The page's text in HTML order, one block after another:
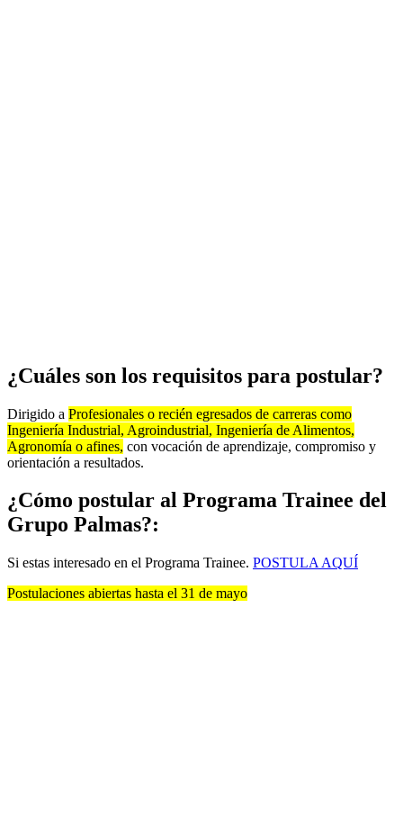
¿Cuáles son los requisitos para postular?
Dirigido a Profesionales o recién egresados de carreras como
Ingeniería Industrial, Agroindustrial, Ingeniería de Alimentos,
Agronomía o afines, con vocación de aprendizaje, compromiso y
orientación a resultados.
¿Cómo postular al Programa Trainee del
Grupo Palmas?:
Si estas interesado en el Programa Trainee. POSTULA AQUÍ
Postulaciones abiertas hasta el 31 de mayo